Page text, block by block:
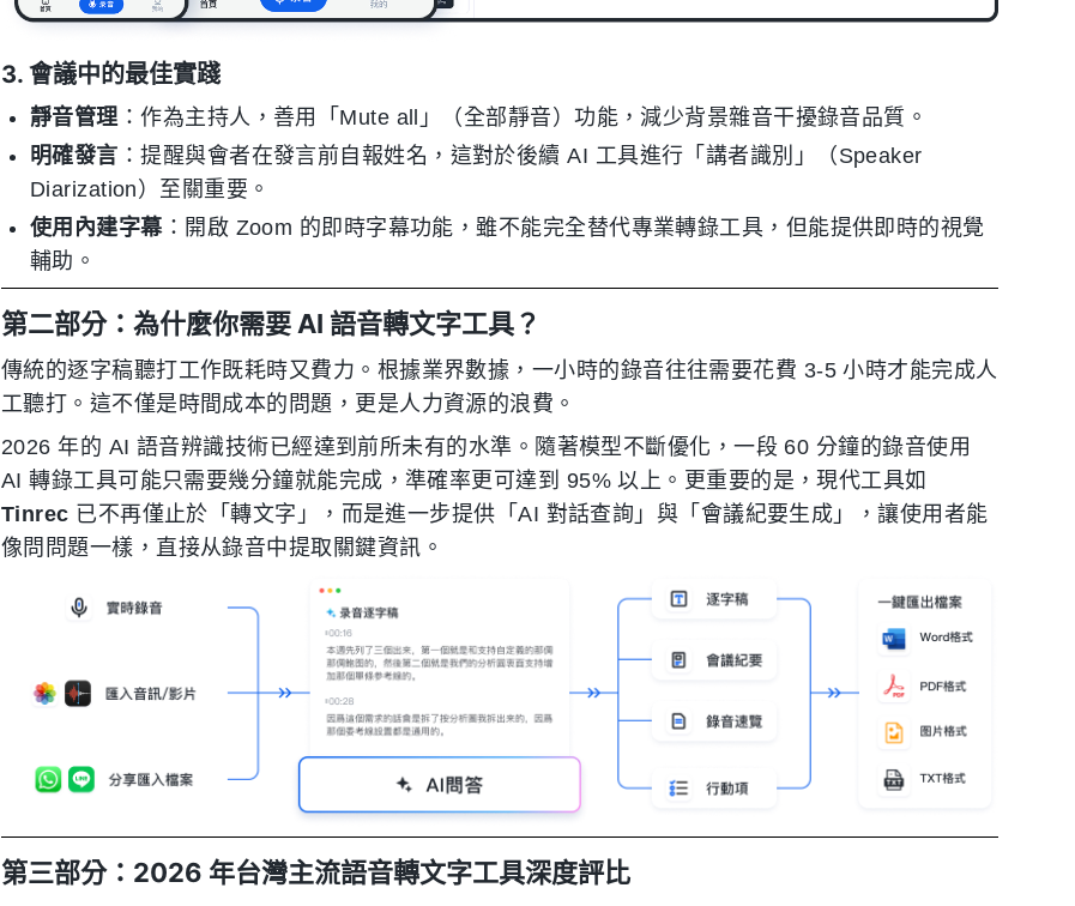
3. 會議中的最佳實踐
靜音管理 ：作為主持人，善用「Mute all」（全部靜音）功能，減少背景雜音干擾錄音品質。
明確發言 ：提醒與會者在發言前自報姓名，這對於後續 AI 工具進行「講者識別」（Speaker
Diarization）至關重要。
使用內建字幕：開啟 Zoom 的即時字幕功能，雖不能完全替代專業轉錄工具，但能提供即時的視覺
輔助。
第二部分：為什麼你需要 AI 語音轉文字工具？
傳統的逐字稿聽打工作既耗時又費力。根據業界數據，一小時的錄音往往需要花費 3-5 小時才能完成人
工聽打。這不僅是時間成本的問題，更是人力資源的浪費。
2026 年的 AI 語音辨識技術已經達到前所未有的水準。隨著模型不斷優化，一段 60 分鐘的錄音使用
AI 轉錄工具可能只需要幾分鐘就能完成，準確率更可達到 95% 以上。更重要的是，現代工具如
Tinrec 已不再僅止於「轉文字」，而是進一步提供「AI 對話查詢」與「會議紀要生成」，讓使用者能
像問問題一樣，直接从錄音中提取關鍵資訊。
第三部分：2026 年台灣主流語音轉文字工具深度評比